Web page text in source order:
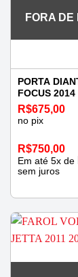
FORA DE
PORTA
FOCUS 2014
ESQUERDA
R$675,00
no pix
R$750,00
Em até 5x de
sem juros